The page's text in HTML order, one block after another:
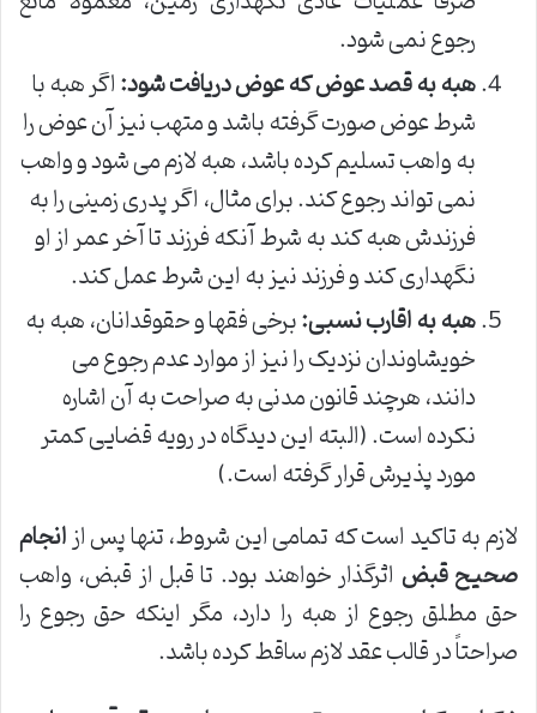
رجوع نمی شود.
هبه به قصد عوض که عوض دریافت شود:اگر هبه با
شرط عوض صورت گرفته باشد و متهب نیز آن عوض را
به واهب تسلیم کرده باشد، هبه لازم می شود و واهب
نمی تواند رجوع کند. برای مثال، اگر پدری زمینی را به
فرزندش هبه کند به شرط آنکه فرزند تا آخر عمر از او
نگهداری کند و فرزند نیز به این شرط عمل کند.
هبه به اقارب نسبی:برخی فقها و حقوقدانان، هبه به
خویشاوندان نزدیک را نیز از موارد عدم رجوع می
دانند، هرچند قانون مدنی به صراحت به آن اشاره
نکرده است. (البته این دیدگاه در رویه قضایی کمتر
مورد پذیرش قرار گرفته است.)
لازم به تاکید است که تمامی این شروط، تنها پس ازانجام
صحیح قبض اثرگذار خواهند بود. تا قبل از قبض، واهب
حق مطلق رجوع از هبه را دارد، مگر اینکه حق رجوع را
صراحتاً در قالب عقد لازم ساقط کرده باشد.